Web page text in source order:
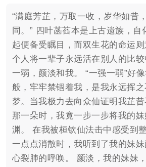
“满庭芳芷，万取一收，岁华如昔
同。” 四叶菡萏本是上古遗族，自
起便备受瞩目，而双生花的命运
个人将一辈子永远活在别人的比
一弱，颜淡和我。 “一强一弱”好
般，牢牢禁锢着我，是我永远挥
梦。当我极力去向众仙证明我芷
那一朵时，我竟一步一步将我的
渊。 在我被桓钦仙法击中感受到
一点点消散时，我听到了我的妹
心裂肺的呼唤。 颜淡，我的妹妹